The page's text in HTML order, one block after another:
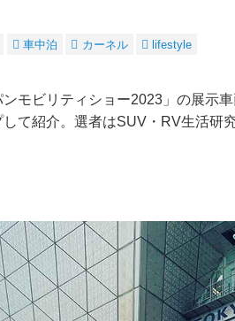
車中泊 カーネル lifestyle
ンモビリティショー2023」の展示
て紹介。選者はSUV・RV生活研